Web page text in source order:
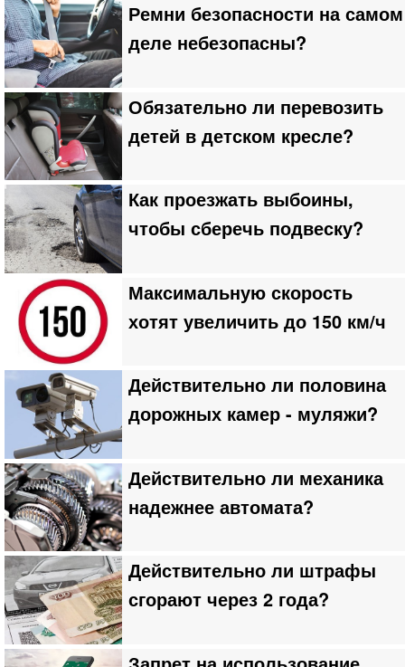
Ремни безопасности на самом
деле небезопасны?
Обязательно ли перевозить
детей в детском кресле?
Как проезжать выбоины,
чтобы сберечь подвеску?
Максимальную скорость
хотят увеличить до 150 км/ч
Действительно ли половина
дорожных камер - муляжи?
Действительно ли механика
надежнее автомата?
Действительно ли штрафы
сгорают через 2 года?